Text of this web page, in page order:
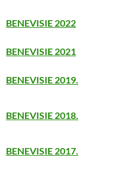
BENEVISIE 2022
BENEVISIE 2021
BENEVISIE 2019.
BENEVISIE 2018.
BENEVISIE 2017.